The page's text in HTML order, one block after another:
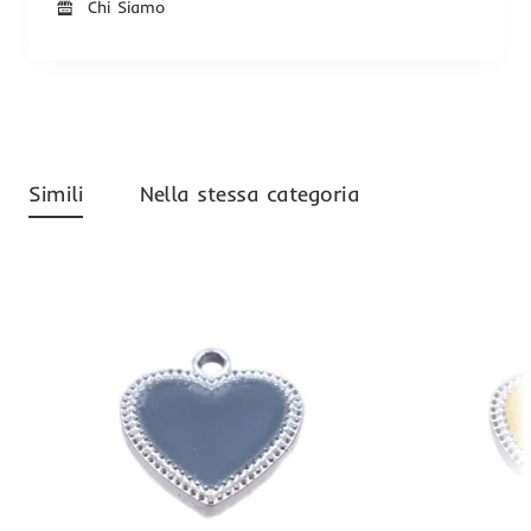
Chi Siamo
Simili Nella stessa categoria